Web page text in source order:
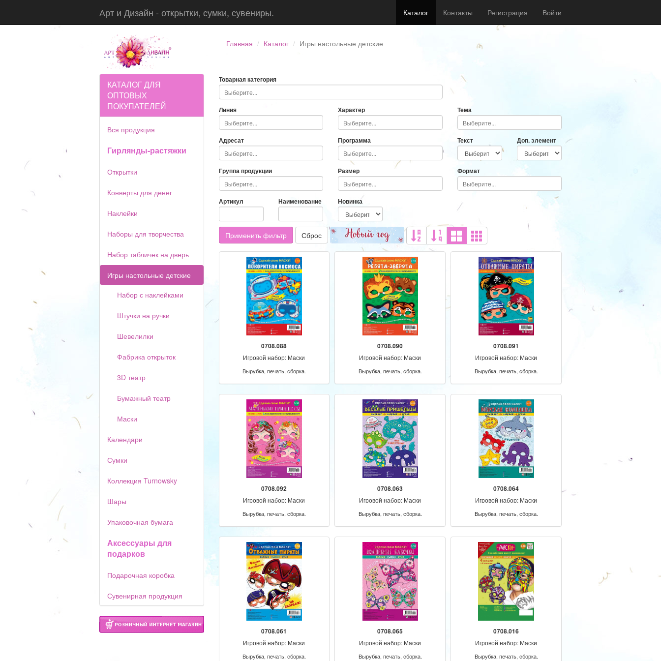
Арт и Дизайн - открытки, сумки, сувениры. Каталог Контакты Регистрация Войти
Главная Каталог Игры настольные детские
КАТАЛОГ ДЛЯ
ОПТОВЫХ
ПОКУПАТЕЛЕЙ
Вся продукция
Гирлянды-растяжки
Открытки
Конверты для денег
Наклейки
Наборы для творчества
Набор табличек на дверь
Игры настольные детские
Набор с наклейками
Штучки на ручки
Шевелилки
Фабрика открыток
3D театр
Бумажный театр
Маски
Календари
Сумки
Коллекция Turnowsky
Шары
Упаковочная бумага
Аксессуары для
подарков
Подарочная коробка
Сувенирная продукция
Товарная категория
Линия Характер Тема
Адресат Программа Текст Доп. элемент
Группа продукции Размер Формат
Артикул Наименование Новинка
Применить фильтр Сброс
0708.088
Игровой набор: Маски
Вырубка, печать, сборка.
0708.090
Игровой набор: Маски
Вырубка, печать, сборка.
0708.091
Игровой набор: Маски
Вырубка, печать, сборка.
0708.092
Игровой набор: Маски
Вырубка, печать, сборка.
0708.063
Игровой набор: Маски
Вырубка, печать, сборка.
0708.064
Игровой набор: Маски
Вырубка, печать, сборка.
0708.061
Игровой набор: Маски
Вырубка, печать, сборка.
0708.065
Игровой набор: Маски
Вырубка, печать, сборка.
0708.016
Игровой набор: Маски
Вырубка, печать, сборка.